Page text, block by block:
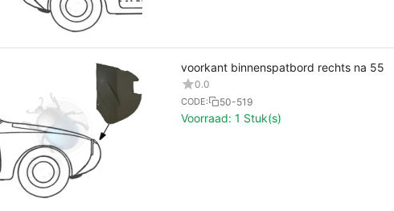
voorkant binnenspatbord rechts na 55
0.0
CODE: 50-519
Voorraad: 1 Stuk(s)